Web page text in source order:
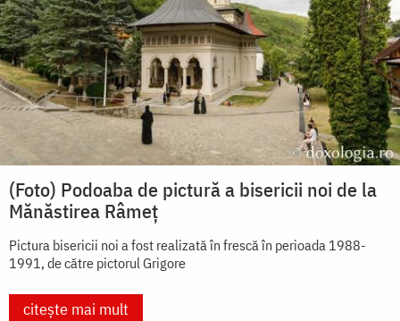
(Foto) Podoaba de pictură a bisericii noi de la
Mănăstirea Râmeț
Pictura bisericii noi a fost realizată în frescă în perioada 1988-
1991, de către pictorul Grigore
citește mai mult